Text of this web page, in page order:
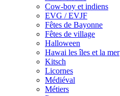
Cow-boy et indiens
EVG / EVJF
Fêtes de Bayonne
Fêtes de village
Halloween
Hawai les îles et la mer
Kitsch
Licornes
Médiéval
Métiers